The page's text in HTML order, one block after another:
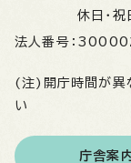
休日・祝
法人番号：
(注)開庁時間が異
い
庁舎案